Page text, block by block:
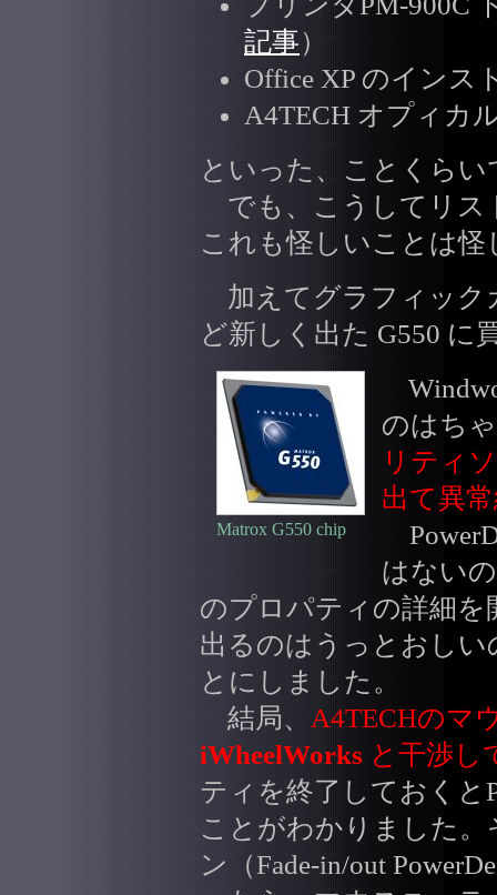
記事）
Office XP のインス
A4TECH オプィカ
といった、ことくらい
でも、こうしてリス
これも怪しいことは
加えてグラフィック
ど新しく出た G550 に
Matrox G550 chip
のはち
リティ
出て異
はない
のプロパティの詳細
出るのはうっとおし
とにしました。
結局、 A4TECHのマ
iWheelWorks と干渉し
ティを終了しておくと
ことがわかりました。
ン（Fade-in/out